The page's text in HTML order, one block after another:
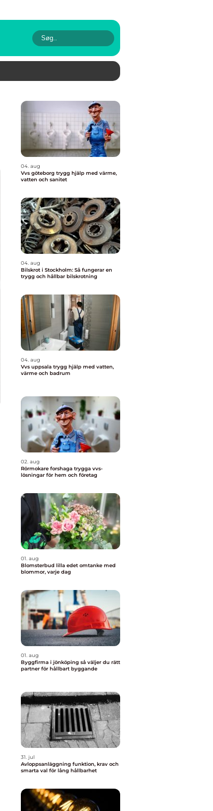
04. aug
Vvs göteborg trygg hjälp med värme,
vatten och sanitet
04. aug
Bilskrot i Stockholm: Så fungerar en
trygg och hållbar bilskrotning
04. aug
Vvs uppsala trygg hjälp med vatten,
värme och badrum
02. aug
Rörmokare forshaga trygga vvs-
lösningar för hem och företag
01. aug
Blomsterbud lilla edet omtanke med
blommor, varje dag
01. aug
Byggfirma i jönköping så väljer du rätt
partner för hållbart byggande
31. jul
Avloppsanläggning funktion, krav och
smarta val för lång hållbarhet